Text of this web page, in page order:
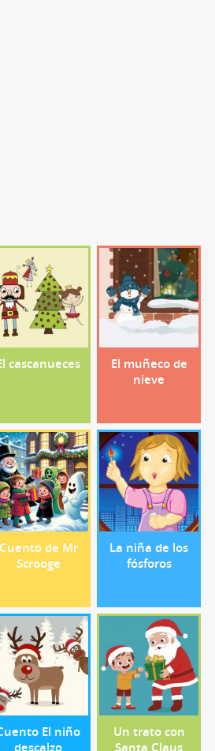
cascanueces
El muñeco de
nieve
Cuento de Mr
Scrooge
La niña de los
fósforos
El niño
descalzo
Un trato con
Santa Claus